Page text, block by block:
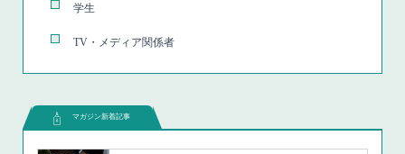
学生
TV・メディア関係者
マガジン新着記事